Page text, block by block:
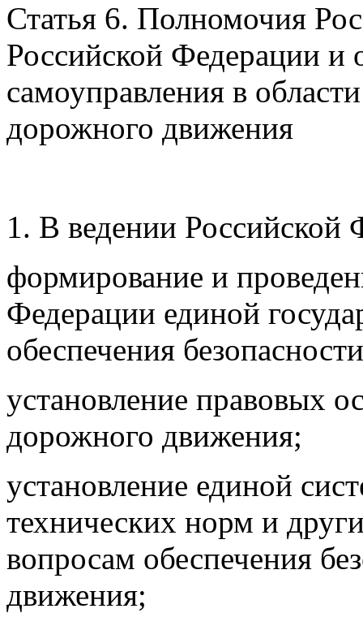
Статья 6. Полномочия
Российской Федерации и
самоуправления в
дорожного движения
1. В ведении Российской
формирование и
Федерации единой
обеспечения
установление правовых
дорожного движения;
установление единой
технических норм и
вопросам обеспечения
движения;